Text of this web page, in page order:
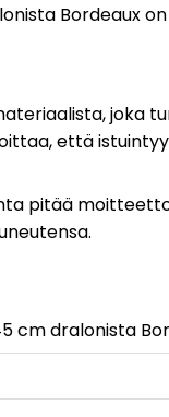
Bordeaux
joka
että
pitää
cm dralonista